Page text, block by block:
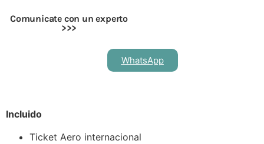
Comunicate con un experto
>>>
WhatsApp
Incluido
Ticket Aero internacional